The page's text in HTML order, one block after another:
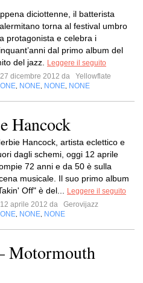
diciottenne, il batterista
torna al festival umbro
protagonista e celebra i
dal primo album del
del jazz.
Leggere il seguito
27 dicembre 2012 da
Yellowflate
NONE NONE NONE
Hancock
Hancock, artista eclettico e
dagli schemi, oggi 12 aprile
72 anni e da 50 è sulla
musicale. Il suo primo album
Off" è del...
Leggere il seguito
12 aprile 2012 da
Gerovijazz
NONE NONE
Motormouth